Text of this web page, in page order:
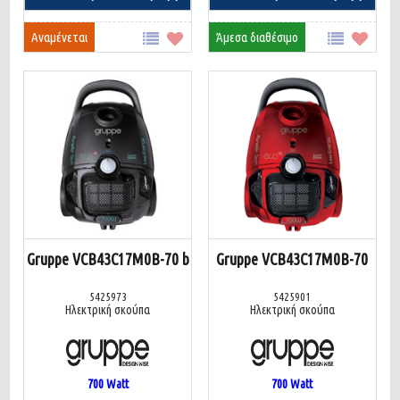
Αναμένεται Άμεσα διαθέσιμο
Gruppe VCB43C17M0B-70 b
5425973
Ηλεκτρική σκούπα
700 Watt
Gruppe VCB43C17M0B-70
5425901
Ηλεκτρική σκούπα
700 Watt